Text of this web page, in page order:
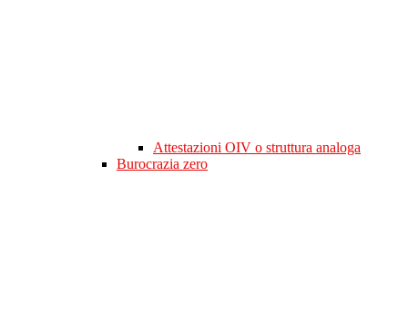
Attestazioni OIV o struttura analoga
Burocrazia zero